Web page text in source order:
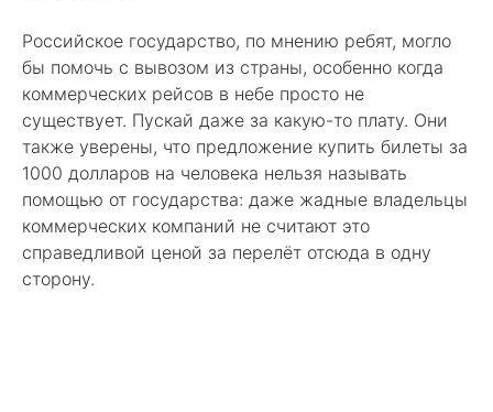
Российское государство, по мнению ребят, могло
бы помочь с вывозом из страны, особенно когда
коммерческих рейсов в небе просто не
существует. Пускай даже за какую-то плату. Они
также уверены, что предложение купить билеты за
1000 долларов на человека нельзя называть
помощью от государства: даже жадные владельцы
коммерческих компаний не считают это
справедливой ценой за перелёт отсюда в одну
сторону.